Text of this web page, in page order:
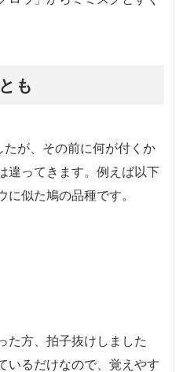
も
が、その前に何が付くか
違ってきます。例えば以下
似た鳩の品種です。
た方、拍子抜けしました
いるだけなので、覚えやす